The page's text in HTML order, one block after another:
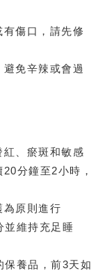
傷口，請先修
免辛辣或會過
、瘀斑和敏感
分鐘至2小時，
為原則進行
並維持充足睡
養品，前3天如